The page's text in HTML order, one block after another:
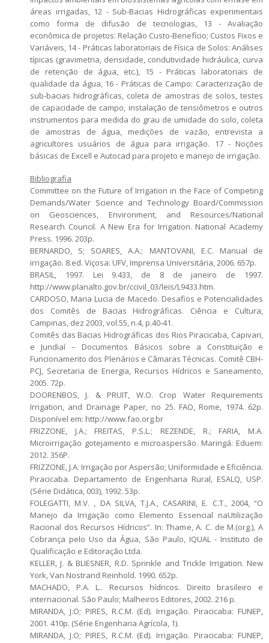
áreas irrigadas, 12 - Sub-Bacias Hidrográficas experimentais
como forma de difusão de tecnologias, 13 - Avaliação
econômica de projetos: Relação Custo-Benefício; Custos Fixos e
Variáveis, 14 - Práticas laboratoriais de Física de Solos: Análises
típicas (gravimetria, densidade, condutividade hidráulica, curva
de retenção de água, etc.), 15 - Práticas laboratoriais de
qualidade da água, 16 - Práticas de Campo: Caracterização de
sub-bacias hidrográficas, coleta de amostras de solos, testes
de capacidade de campo, instalação de tensiômetros e outros
instrumentos para medida do grau de umidade do solo, coleta
de amostras de água, medições de vazão, entrevista a
agricultores usuários de água para irrigação. 17 - Noções
básicas de Excell e Autocad para projeto e manejo de irrigação.
Bibliografia
Committee on the Future of Irrigation in the Face of Competing
Demands/Water Science and Technology Board/Commission
on Geosciences, Environment, and Resources/National
Research Council. A New Era for Irrigation. National Academy
Press. 1996. 203p.
BERNARDO, S; SOARES, A.A.; MANTOVANI, E.C. Manual de
irrigação. 8.ed. Viçosa: UFV, Imprensa Universitária, 2006. 657p.
BRASIL, 1997. Lei 9.433, de 8 de janeiro de 1997.
http://www.planalto.gov.br/ccivil_03/leis/L9433.htm.
CARDOSO, Maria Lucia de Macedo. Desafios e Potencialidades
dos Comitês de Bacias Hidrográficas. Ciência e Cultura,
Campinas, dez 2003, vol.55, n.4, p.40-41.
Comitês das Bacias Hidrográficas dos Rios Piracicaba, Capivari,
e Jundiaí – Documentos Básicos sobre a Constituição e
Funcionamento dos Plenários e Câmaras Técnicas. Comitê CBH-
PCJ, Secretaria de Energia, Recursos Hídricos e Saneamento,
2005. 72p.
DOORENBOS, J. & PRUIT, W.O. Crop Water Requirements
Irrigation, and Drainage Paper, no 25. FAO, Rome, 1974. 62p.
Disponível em: http://www.fao.org.br
FRIZZONE, J.A.; FREITAS, P.S.L.; REZENDE, R.; FARIA, M.A.
Microirrigação gotejamento e microaspersão. Maringá: Eduem:
2012. 356P.
FRIZZONE, J.A. Irrigação por Aspersão; Uniformidade e Eficiência.
Piracicaba. Departamento de Engenharia Rural, ESALQ, USP.
(Série Didática, 003), 1992. 53p.
FOLEGATTI, M.V. , DA SILVA, T.J.A., CASARINI, E. C.T., 2004, “O
Manejo da Irrigação como Elemento Essencial naUtilização
Racional dos Recursos Hídricos”. In: Thame, A. C. de M.(org.), A
Cobrança pelo Uso da Água, São Paulo, IQUAL - Instituto de
Qualificação e Editoração Ltda.
KELLER, J. & BLIESNER, R.D. Sprinkle and Trickle Irrigation. New
York, Van Nostrand Reinhold. 1990. 652p.
MACHADO, P.A. L.. Recursos hídricos. Direito brasileiro e
internacional. São Paulo; Malheiros Editores, 2002. 216 p.
MIRANDA, J.O; PIRES, R.C.M. (Ed). Irrigação. Piracicaba: FUNEP,
2001. 410p. (Série Engenharia Agrícola, 1).
MIRANDA, J.O; PIRES, R.C.M. (Ed). Irrigação. Piracicaba: FUNEP,